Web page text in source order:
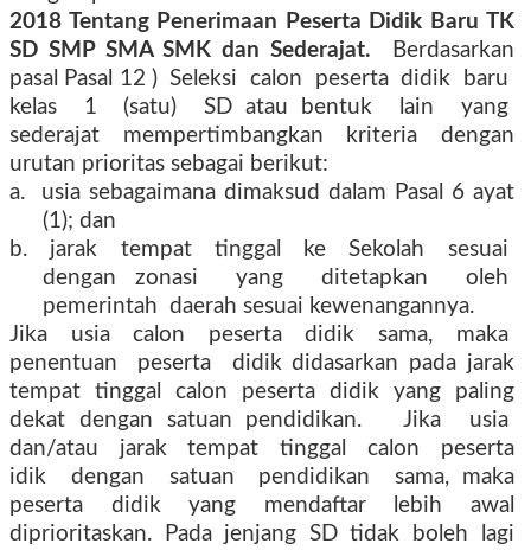
2018 Tentang Penerimaan Peserta Didik Baru TK
SD SMP SMA SMK dan Sederajat.
Berdasarkan
pasal
Pasal 12 ) Seleksi calon peserta didik
baru
kelas
1 (satu) SD atau bentuk lain
yang
sederajat mempertimbangkan kriteria dengan
urutan prioritas sebagai berikut:
a.
usia sebagaimana dimaksud dalam Pasal 6 ayat
(1); dan
b.
jarak tempat tinggal ke Sekolah
sesuai
dengan zonasi
yang ditetapkan
oleh
pemerintah daerah sesuai kewenangannya.
Jika
usia calon peserta didik sama,
maka
penentuan
peserta
didik didasarkan pada jarak
tempat tinggal calon peserta didik yang paling
dekat dengan satuan pendidikan.
Jika
usia
dan/atau
jarak tempat tinggal calon
peserta
idik
dengan satuan pendidikan
sama, maka
peserta didik yang mendaftar lebih awal
diprioritaskan. Pada jenjang SD tidak boleh lagi